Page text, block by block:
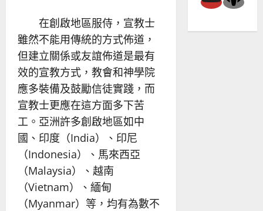
在創啟地區服侍，宣教士
雖然不能用傳統的方式佈道，
但建立關係或友誼佈道是最有
效的宣教方式，教會和神學院
應多裝備及鼓勵信徒實踐，而
宣教士更應在這方面多下苦
工。亞洲許多創啟地區如中
國、印度（India）、印尼
（Indonesia）、馬來西亞
（Malaysia）、越南
（Vietnam）、緬甸
（Myanmar）等，均有為數不